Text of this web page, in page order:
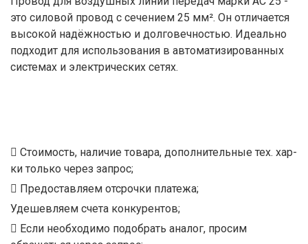
это силовой провод с сечением 25 мм². Он отличается
высокой надёжностью и долговечностью. Идеально
подходит для использования в автоматизированных
системах и электрических сетях.
Стоимость, наличие товара, дополнительные тех. хар-
ки только через запрос;
Предоставляем отсрочки платежа;
Удешевляем счета конкурентов;
Если необходимо подобрать аналог, просим